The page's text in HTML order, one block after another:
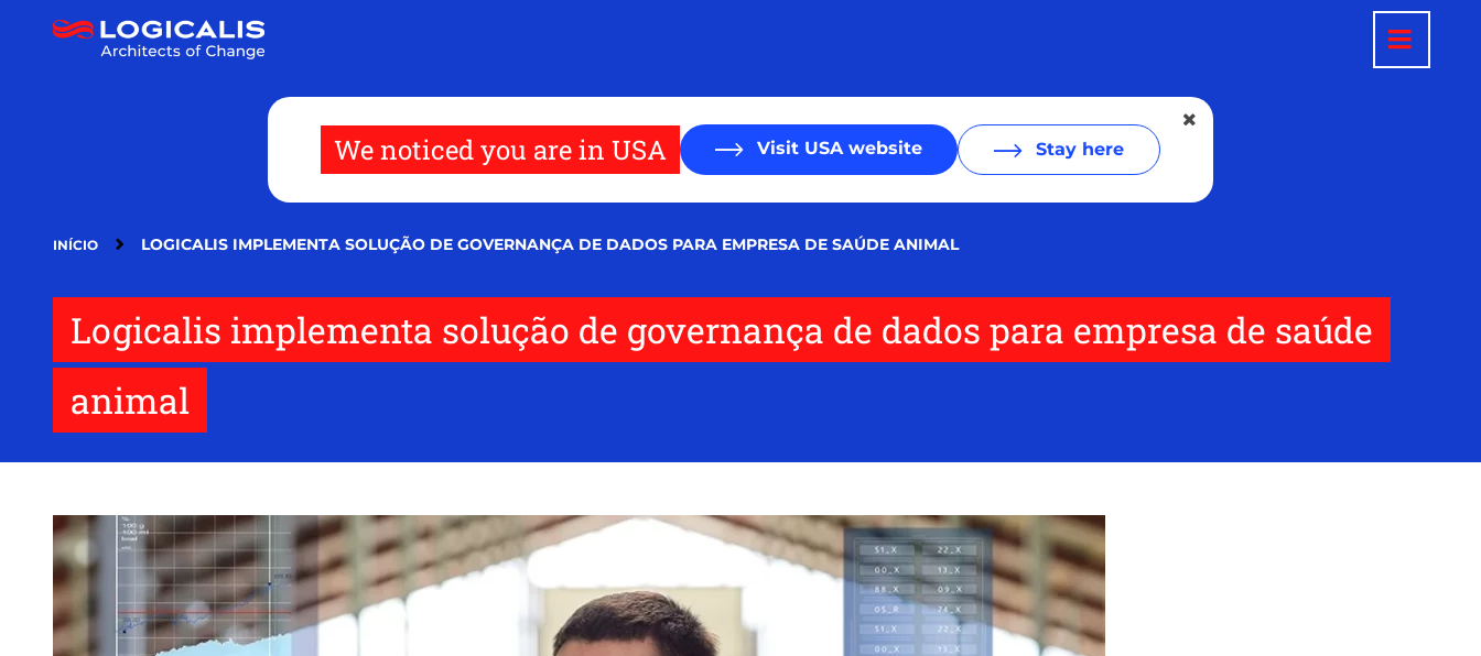
We noticed you are in USA Visit USA website Stay here
INÍCIO LOGICALIS IMPLEMENTA SOLUÇÃO DE GOVERNANÇA DE DADOS PARA EMPRESA DE SAÚDE ANIMAL
Logicalis implementa solução de governança de dados para empresa de saúde
animal